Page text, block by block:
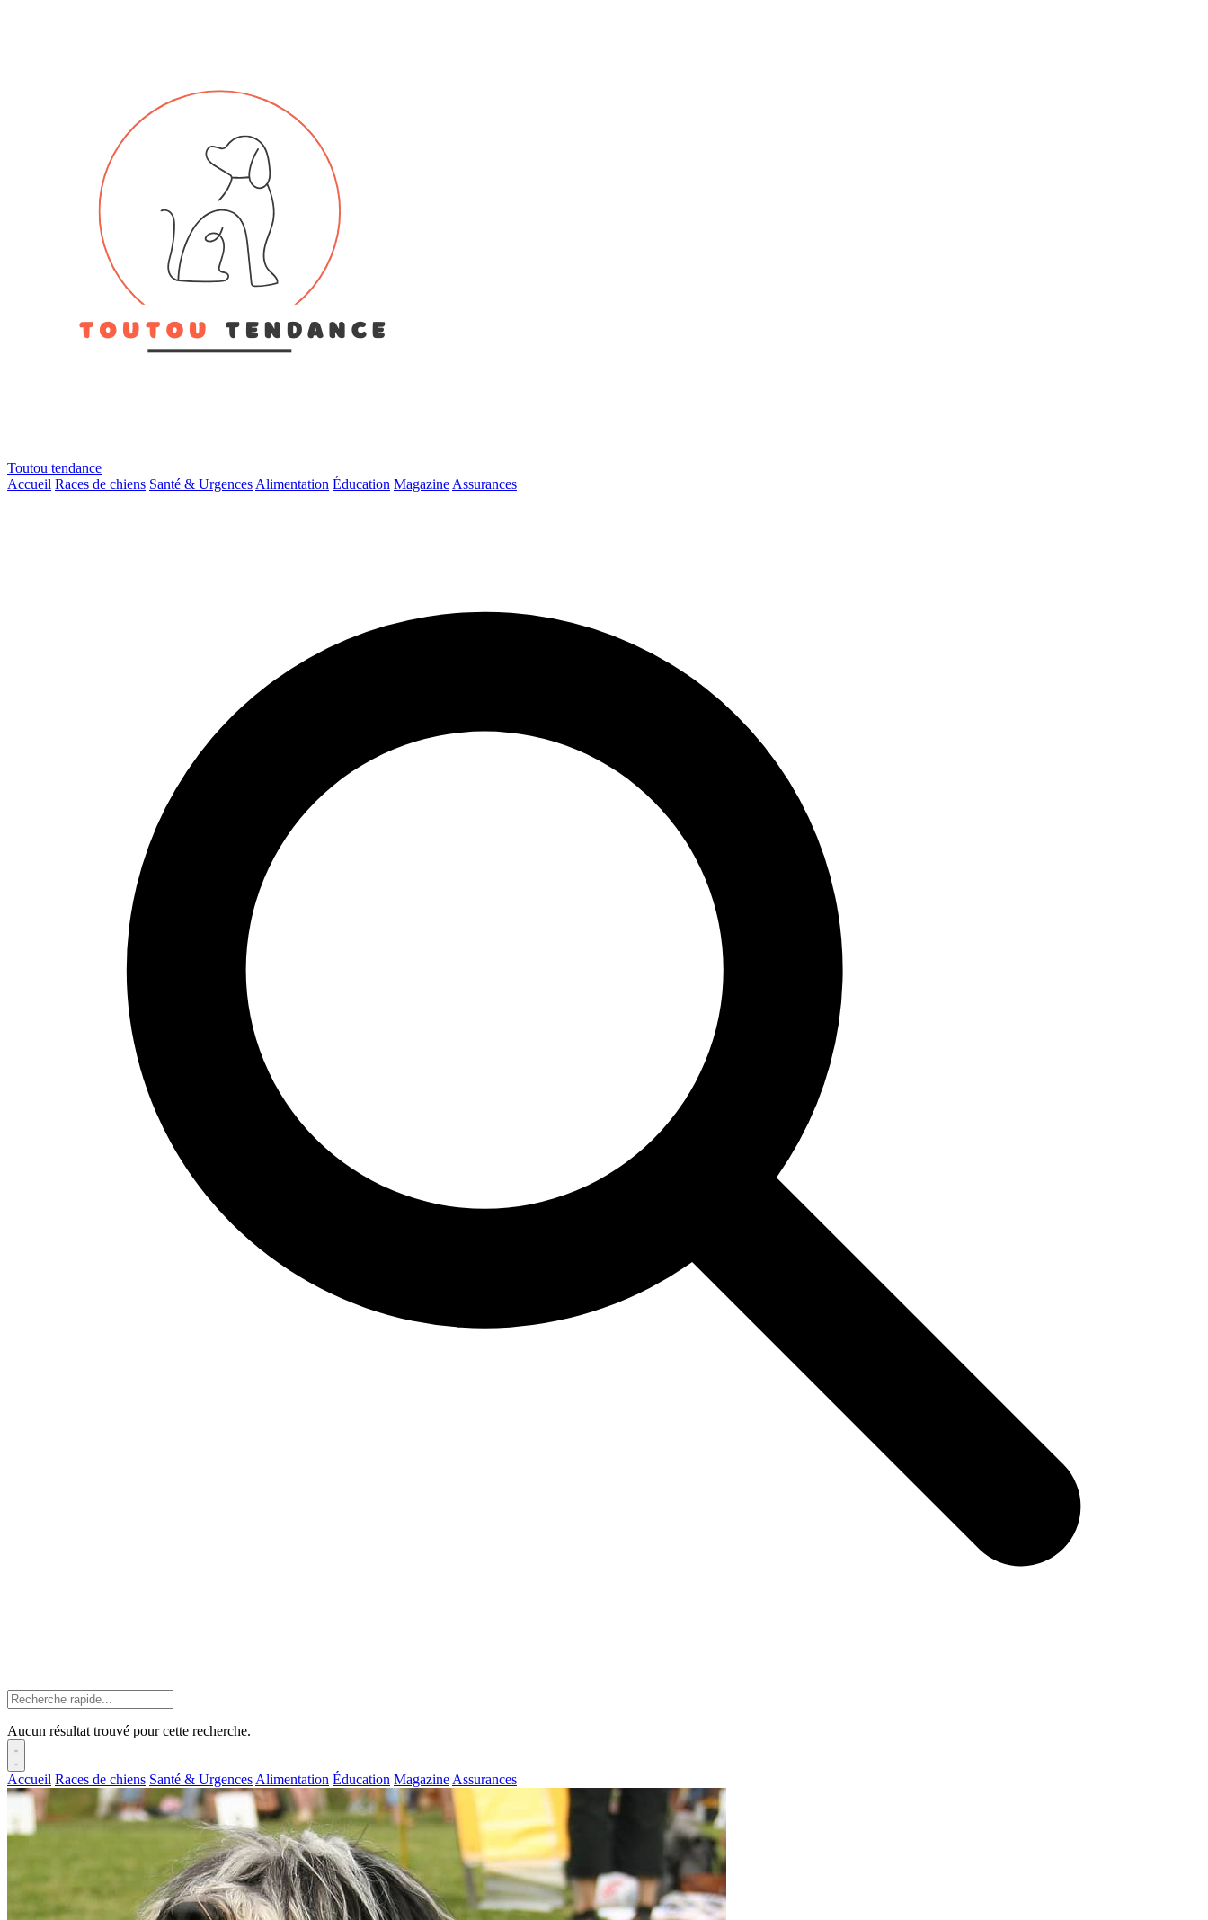
Toutou tendance
Accueil Races de chiens Santé & Urgences Alimentation Éducation Magazine Assurances
Aucun résultat trouvé pour cette recherche.
Accueil Races de chiens Santé & Urgences Alimentation Éducation Magazine Assurances